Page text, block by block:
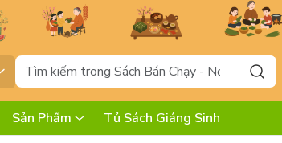
Sản Phẩm Tủ Sách Giáng Sinh